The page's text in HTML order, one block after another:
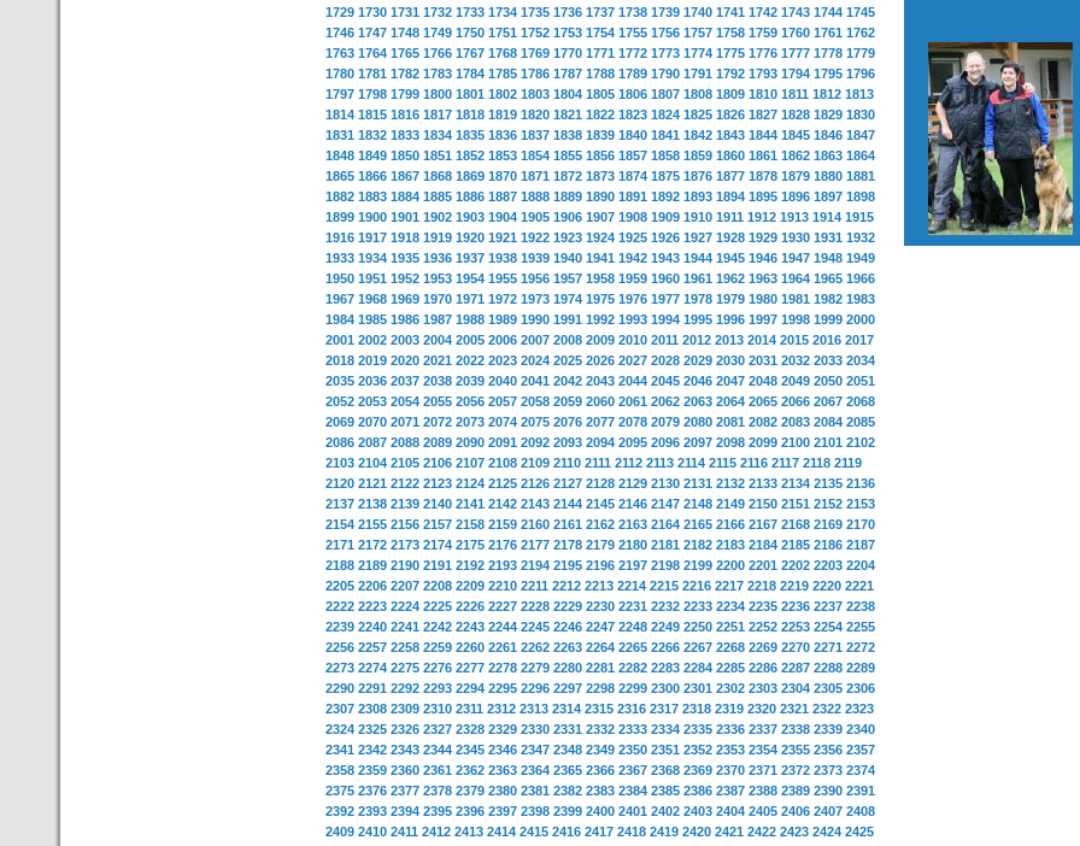
1729 1730 1731 1732 1733 1734 1735 1736 1737 1738 1739 1740 1741 1742 1743 1744 1745
1746 1747 1748 1749 1750 1751 1752 1753 1754 1755 1756 1757 1758 1759 1760 1761 1762
1763 1764 1765 1766 1767 1768 1769 1770 1771 1772 1773 1774 1775 1776 1777 1778 1779
1780 1781 1782 1783 1784 1785 1786 1787 1788 1789 1790 1791 1792 1793 1794 1795 1796
1797 1798 1799 1800 1801 1802 1803 1804 1805 1806 1807 1808 1809 1810 1811 1812 1813
1814 1815 1816 1817 1818 1819 1820 1821 1822 1823 1824 1825 1826 1827 1828 1829 1830
1831 1832 1833 1834 1835 1836 1837 1838 1839 1840 1841 1842 1843 1844 1845 1846 1847
1848 1849 1850 1851 1852 1853 1854 1855 1856 1857 1858 1859 1860 1861 1862 1863 1864
1865 1866 1867 1868 1869 1870 1871 1872 1873 1874 1875 1876 1877 1878 1879 1880 1881
1882 1883 1884 1885 1886 1887 1888 1889 1890 1891 1892 1893 1894 1895 1896 1897 1898
1899 1900 1901 1902 1903 1904 1905 1906 1907 1908 1909 1910 1911 1912 1913 1914 1915
1916 1917 1918 1919 1920 1921 1922 1923 1924 1925 1926 1927 1928 1929 1930 1931 1932
1933 1934 1935 1936 1937 1938 1939 1940 1941 1942 1943 1944 1945 1946 1947 1948 1949
1950 1951 1952 1953 1954 1955 1956 1957 1958 1959 1960 1961 1962 1963 1964 1965 1966
1967 1968 1969 1970 1971 1972 1973 1974 1975 1976 1977 1978 1979 1980 1981 1982 1983
1984 1985 1986 1987 1988 1989 1990 1991 1992 1993 1994 1995 1996 1997 1998 1999 2000
2001 2002 2003 2004 2005 2006 2007 2008 2009 2010 2011 2012 2013 2014 2015 2016 2017
2018 2019 2020 2021 2022 2023 2024 2025 2026 2027 2028 2029 2030 2031 2032 2033 2034
2035 2036 2037 2038 2039 2040 2041 2042 2043 2044 2045 2046 2047 2048 2049 2050 2051
2052 2053 2054 2055 2056 2057 2058 2059 2060 2061 2062 2063 2064 2065 2066 2067 2068
2069 2070 2071 2072 2073 2074 2075 2076 2077 2078 2079 2080 2081 2082 2083 2084 2085
2086 2087 2088 2089 2090 2091 2092 2093 2094 2095 2096 2097 2098 2099 2100 2101 2102
2103 2104 2105 2106 2107 2108 2109 2110 2111 2112 2113 2114 2115 2116 2117 2118 2119
2120 2121 2122 2123 2124 2125 2126 2127 2128 2129 2130 2131 2132 2133 2134 2135 2136
2137 2138 2139 2140 2141 2142 2143 2144 2145 2146 2147 2148 2149 2150 2151 2152 2153
2154 2155 2156 2157 2158 2159 2160 2161 2162 2163 2164 2165 2166 2167 2168 2169 2170
2171 2172 2173 2174 2175 2176 2177 2178 2179 2180 2181 2182 2183 2184 2185 2186 2187
2188 2189 2190 2191 2192 2193 2194 2195 2196 2197 2198 2199 2200 2201 2202 2203 2204
2205 2206 2207 2208 2209 2210 2211 2212 2213 2214 2215 2216 2217 2218 2219 2220 2221
2222 2223 2224 2225 2226 2227 2228 2229 2230 2231 2232 2233 2234 2235 2236 2237 2238
2239 2240 2241 2242 2243 2244 2245 2246 2247 2248 2249 2250 2251 2252 2253 2254 2255
2256 2257 2258 2259 2260 2261 2262 2263 2264 2265 2266 2267 2268 2269 2270 2271 2272
2273 2274 2275 2276 2277 2278 2279 2280 2281 2282 2283 2284 2285 2286 2287 2288 2289
2290 2291 2292 2293 2294 2295 2296 2297 2298 2299 2300 2301 2302 2303 2304 2305 2306
2307 2308 2309 2310 2311 2312 2313 2314 2315 2316 2317 2318 2319 2320 2321 2322 2323
2324 2325 2326 2327 2328 2329 2330 2331 2332 2333 2334 2335 2336 2337 2338 2339 2340
2341 2342 2343 2344 2345 2346 2347 2348 2349 2350 2351 2352 2353 2354 2355 2356 2357
2358 2359 2360 2361 2362 2363 2364 2365 2366 2367 2368 2369 2370 2371 2372 2373 2374
2375 2376 2377 2378 2379 2380 2381 2382 2383 2384 2385 2386 2387 2388 2389 2390 2391
2392 2393 2394 2395 2396 2397 2398 2399 2400 2401 2402 2403 2404 2405 2406 2407 2408
2409 2410 2411 2412 2413 2414 2415 2416 2417 2418 2419 2420 2421 2422 2423 2424 2425